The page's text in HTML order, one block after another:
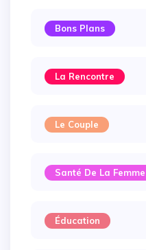
Bons Plans
La Rencontre
Le Couple
Santé De La Femme
Éducation